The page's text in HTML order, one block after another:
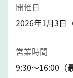
開催日
2026年1月3日
営業時間
9:30～16:00（